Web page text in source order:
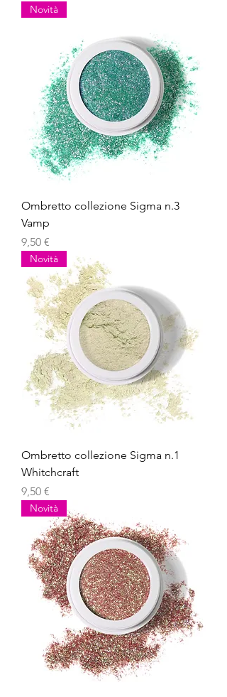
Novità
Ombretto collezione Sigma n.3
Vamp
Prezzo
9,50 €
Novità
Ombretto collezione Sigma n.1
Whitchcraft
Prezzo
9,50 €
Novità